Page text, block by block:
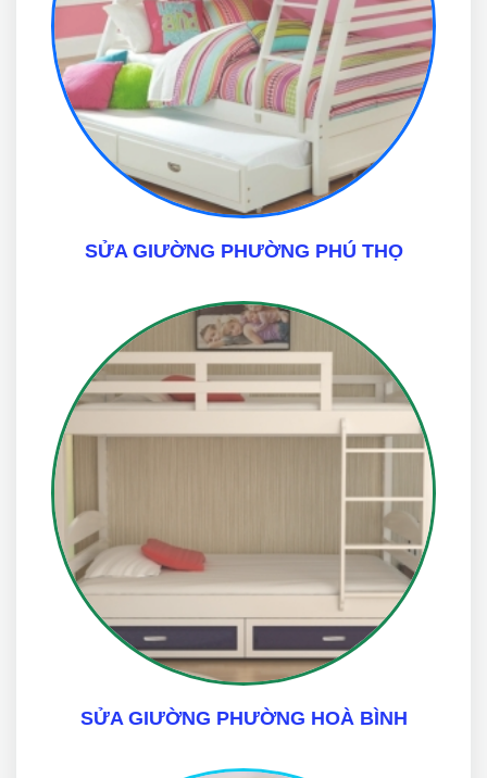
SỬA GIƯỜNG PHƯỜNG PHÚ THỌ
SỬA GIƯỜNG PHƯỜNG HOÀ BÌNH